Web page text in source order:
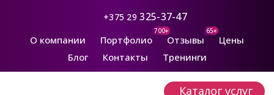
+375 29325-37-47
О компании Портфолио
700+
Отзывы
65+
Цены
Блог
Контакты Тренинги
Каталог услуг